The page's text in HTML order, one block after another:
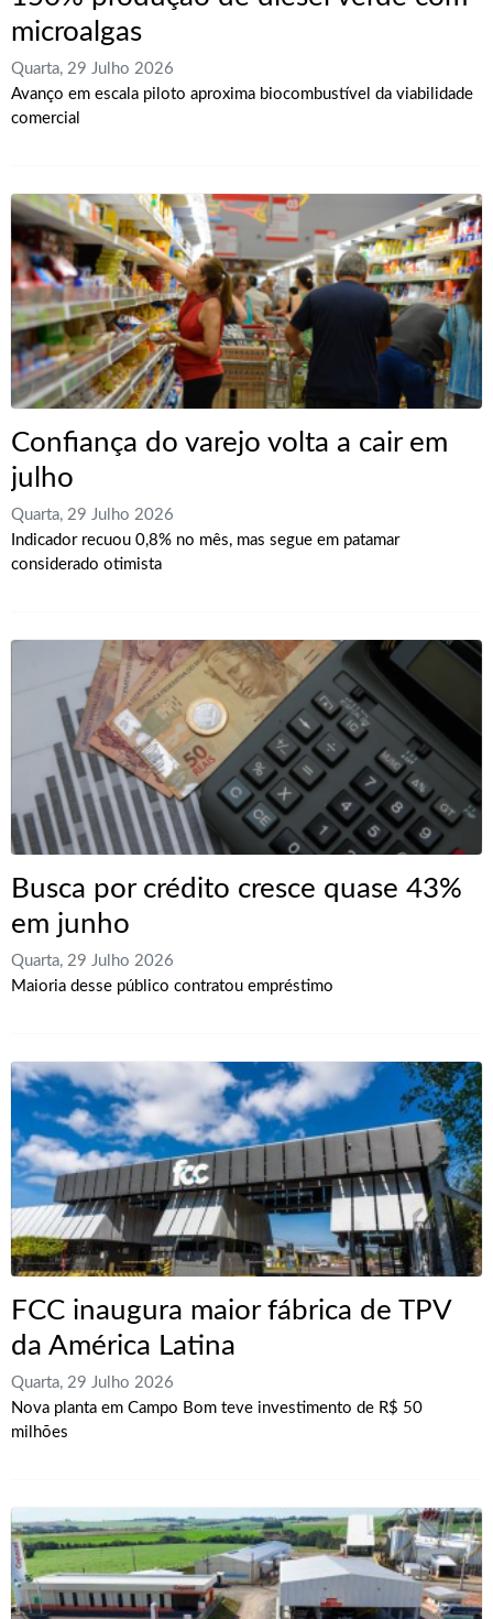
microalgas
Quarta, 29 Julho 2026
Avanço em escala piloto aproxima biocombustível da viabilidade
comercial
Confiança do varejo volta a cair em
julho
Quarta, 29 Julho 2026
Indicador recuou 0,8% no mês, mas segue em patamar
considerado otimista
Busca por crédito cresce quase 43%
em junho
Quarta, 29 Julho 2026
Maioria desse público contratou empréstimo
FCC inaugura maior fábrica de TPV
da América Latina
Quarta, 29 Julho 2026
Nova planta em Campo Bom teve investimento de R$ 50
milhões